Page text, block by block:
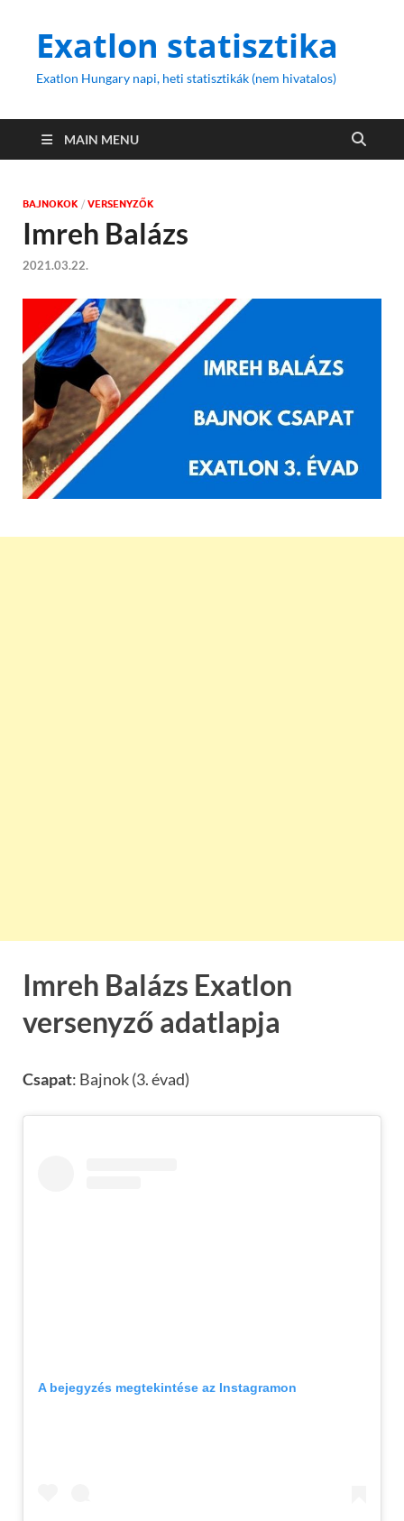
Exatlon statisztika
Exatlon Hungary napi, heti statisztikák (nem hivatalos)
MAIN MENU
BAJNOKOK / VERSENYZŐK
Imreh Balázs
2021.03.22.
Imreh Balázs Exatlon
versenyző adatlapja
Csapat: Bajnok (3. évad)
A bejegyzés megtekintése az Instagramon